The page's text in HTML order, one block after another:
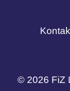
© 2026 FiZ